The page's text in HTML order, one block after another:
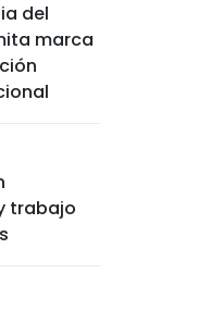
del
marca
trabajo